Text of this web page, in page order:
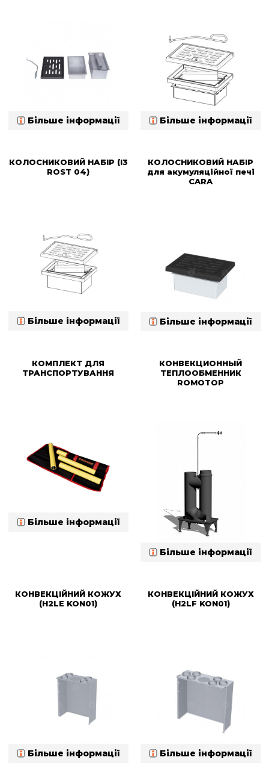
Більше інформації Більше інформації
КОЛОСНИКОВИЙ НАБІР (I3
ROST 04)
Більше інформації
КОЛОСНИКОВИЙ НАБІР
для акумуляційної печі
CARA
Більше інформації
КОМПЛЕКТ ДЛЯ
ТРАНСПОРТУВАННЯ
Більше інформації
КОНВЕКЦИОННЫЙ
ТЕПЛООБМЕННИК
ROMOTOP
Більше інформації
КОНВЕКЦІЙНИЙ КОЖУХ
(H2LE KON01)
Більше інформації
КОНВЕКЦІЙНИЙ КОЖУХ
(H2LF KON01)
Більше інформації